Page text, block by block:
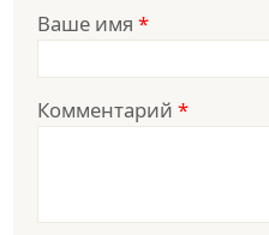
Ваше имя *
Комментарий *